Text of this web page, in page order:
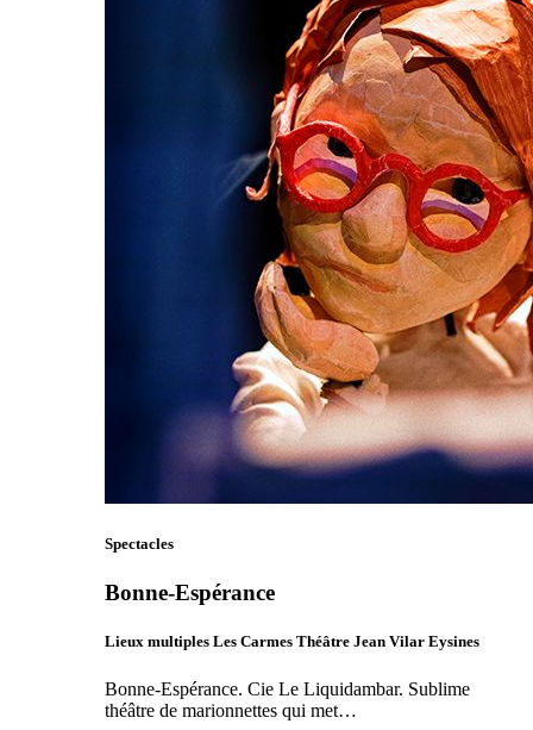
Spectacles
Bonne-Espérance
Lieux multiples Les Carmes Théâtre Jean Vilar Eysines
Bonne-Espérance. Cie Le Liquidambar. Sublime
théâtre de marionnettes qui met…